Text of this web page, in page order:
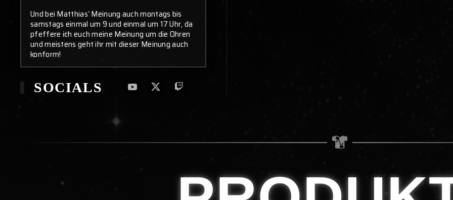
Und bei Matthias‘ Meinung auch montags bis
samstags einmal um 9 und einmal um 17 Uhr, da
pfeffere ich euch meine Meinung um die Ohren
und meistens geht ihr mit dieser Meinung auch
konform!
SOCIALS